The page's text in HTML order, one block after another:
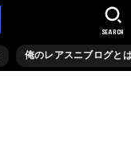
俺のレアスニブログと
SEARCH